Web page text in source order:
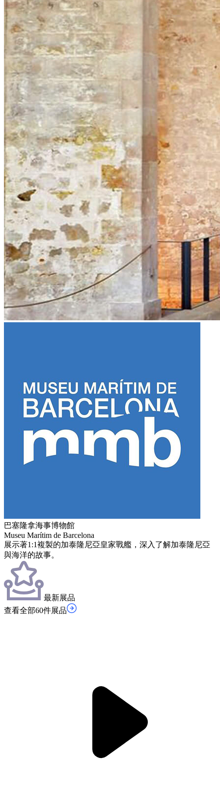
巴塞隆拿海事博物館
Museu Marítim de Barcelona
展示著1:1複製的加泰隆尼亞皇家戰艦，深入了解加泰隆尼亞
與海洋的故事。
最新展品
查看全部60件展品